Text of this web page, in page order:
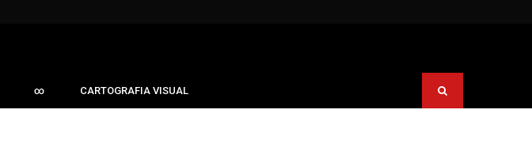
∞ CARTOGRAFIA VISUAL